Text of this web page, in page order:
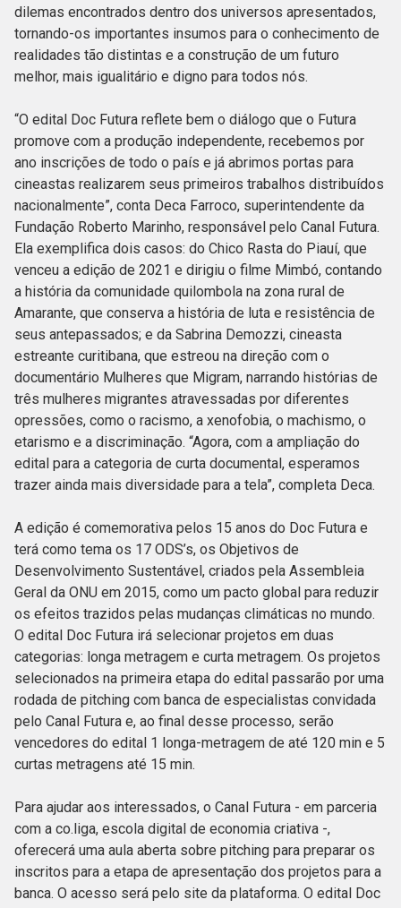
dilemas encontrados dentro dos universos apresentados,
tornando-os importantes insumos para o conhecimento de
realidades tão distintas e a construção de um futuro
melhor, mais igualitário e digno para todos nós.
“O edital Doc Futura reflete bem o diálogo que o Futura
promove com a produção independente, recebemos por
ano inscrições de todo o país e já abrimos portas para
cineastas realizarem seus primeiros trabalhos distribuídos
nacionalmente”, conta Deca Farroco, superintendente da
Fundação Roberto Marinho, responsável pelo Canal Futura.
Ela exemplifica dois casos: do Chico Rasta do Piauí, que
venceu a edição de 2021 e dirigiu o filme Mimbó, contando
a história da comunidade quilombola na zona rural de
Amarante, que conserva a história de luta e resistência de
seus antepassados; e da Sabrina Demozzi, cineasta
estreante curitibana, que estreou na direção com o
documentário Mulheres que Migram, narrando histórias de
três mulheres migrantes atravessadas por diferentes
opressões, como o racismo, a xenofobia, o machismo, o
etarismo e a discriminação. “Agora, com a ampliação do
edital para a categoria de curta documental, esperamos
trazer ainda mais diversidade para a tela”, completa Deca.
A edição é comemorativa pelos 15 anos do Doc Futura e
terá como tema os 17 ODS’s, os Objetivos de
Desenvolvimento Sustentável, criados pela Assembleia
Geral da ONU em 2015, como um pacto global para reduzir
os efeitos trazidos pelas mudanças climáticas no mundo.
O edital Doc Futura irá selecionar projetos em duas
categorias: longa metragem e curta metragem. Os projetos
selecionados na primeira etapa do edital passarão por uma
rodada de pitching com banca de especialistas convidada
pelo Canal Futura e, ao final desse processo, serão
vencedores do edital 1 longa-metragem de até 120 min e 5
curtas metragens até 15 min.
Para ajudar aos interessados, o Canal Futura - em parceria
com a co.liga, escola digital de economia criativa -,
oferecerá uma aula aberta sobre pitching para preparar os
inscritos para a etapa de apresentação dos projetos para a
banca. O acesso será pelo site da plataforma. O edital Doc